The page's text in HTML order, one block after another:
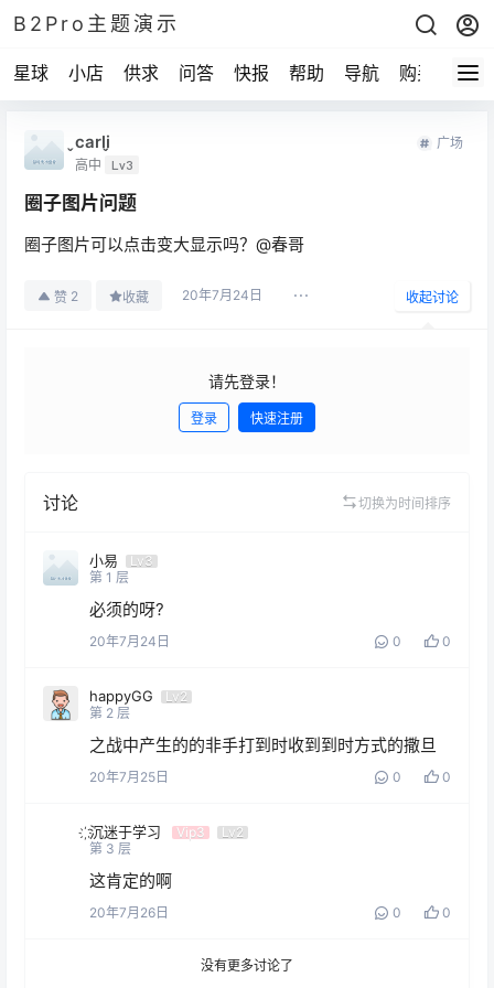
B2Pro主题演示
星球 小店 供求 问答 快报 帮助 导航 购买
carli
高中 Lv3
广场
圈子图片问题
圈子图片可以点击变大显示吗？@春哥
赞 2 收藏 20年7月24日 收起讨论
请先登录！
登录 快速注册
讨论 切换为时间排序
小易
Lv3
第 1 层
必须的呀?
20年7月24日 0 0
happyGG
Lv2
第 2 层
之战中产生的的非手打到时收到到时方式的撒旦
20年7月25日 0 0
҉沉迷于学习 Vip3
Lv2
第 3 层
这肯定的啊
20年7月26日 0 0
没有更多讨论了